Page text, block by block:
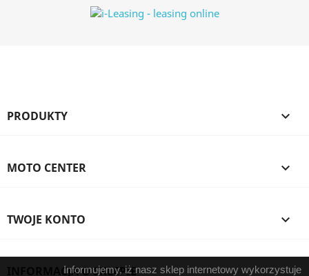
PRODUKTY 
MOTO CENTER 
TWOJE KONTO 
INFORMACJA O SKLEPIE
Informujemy, iż nasz sklep internetowy wykorzystuje